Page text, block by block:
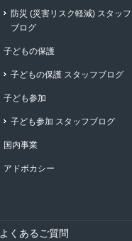
防災 (災害リスク軽減) スタッフ
ブログ
子どもの保護
子どもの保護 スタッフブログ
子ども参加
子ども参加 スタッフブログ
国内事業
アドボカシー
よくあるご質問